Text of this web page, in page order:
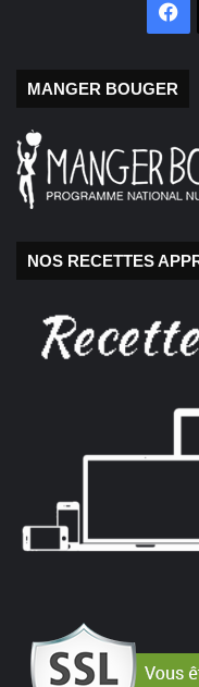
MANGER BOUGER
NOS RECETTES